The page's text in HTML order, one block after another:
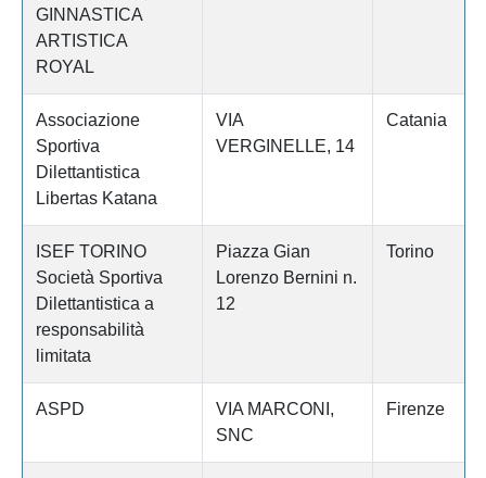
GINNASTICA
ARTISTICA
ROYAL
Associazione
Sportiva
Dilettantistica
Libertas Katana
VIA
VERGINELLE, 14
Catania
ISEF TORINO
Società Sportiva
Dilettantistica a
responsabilità
limitata
Piazza Gian
Lorenzo Bernini n.
12
Torino
ASPD
VIA MARCONI,
SNC
Firenze